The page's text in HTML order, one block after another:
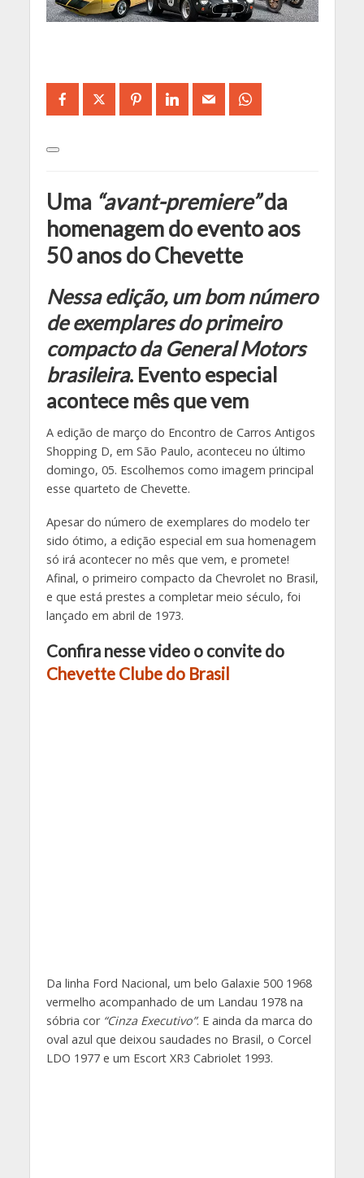
Uma “avant-premiere”da
homenagem do evento aos
50 anos do Chevette
Nessa edição, um bom número
de exemplares do primeiro
compacto da General Motors
brasileira. Evento especial
acontece mês que vem
A edição de março do Encontro de Carros Antigos
Shopping D, em São Paulo, aconteceu no último
domingo, 05. Escolhemos como imagem principal
esse quarteto de Chevette.
Apesar do número de exemplares do modelo ter
sido ótimo, a edição especial em sua homenagem
só irá acontecer no mês que vem, e promete!
Afinal, o primeiro compacto da Chevrolet no Brasil,
e que está prestes a completar meio século, foi
lançado em abril de 1973.
Confira nesse video o convite do
Chevette Clube do Brasil
Da linha Ford Nacional, um belo Galaxie 500 1968
vermelho acompanhado de um Landau 1978 na
sóbria cor “Cinza Executivo”. E ainda da marca do
oval azul que deixou saudades no Brasil, o Corcel
LDO 1977 e um Escort XR3 Cabriolet 1993.